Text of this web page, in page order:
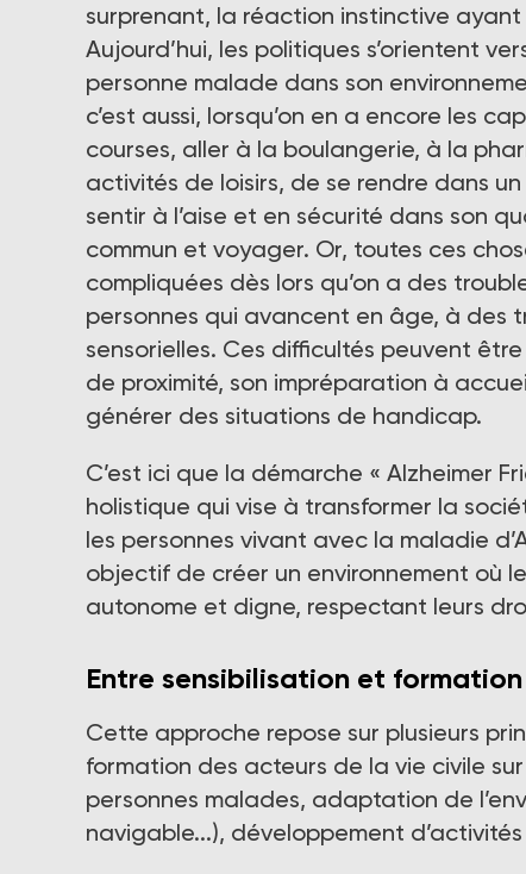
surprenant, la réaction instinctive
Aujourd’hui, les politiques s’orientent
personne malade dans son
c’est aussi, lorsqu’on en a encore les
courses, aller à la boulangerie, à la
activités de loisirs, de se rendre dans
sentir à l’aise et en sécurité dans son
commun et voyager. Or, toutes ces
compliquées dès lors qu’on a des
personnes qui avancent en âge, à des
sensorielles. Ces difficultés peuvent
de proximité, son impréparation à
générer des situations de handicap.
C’est ici que la démarche « Alzheimer
holistique qui vise à transformer la
les personnes vivant avec la maladie
objectif de créer un environnement où
autonome et digne, respectant leurs
Entre sensibilisation et formation
Cette approche repose sur plusieurs
formation des acteurs de la vie civile
personnes malades, adaptation de
navigable...), développement d’activités